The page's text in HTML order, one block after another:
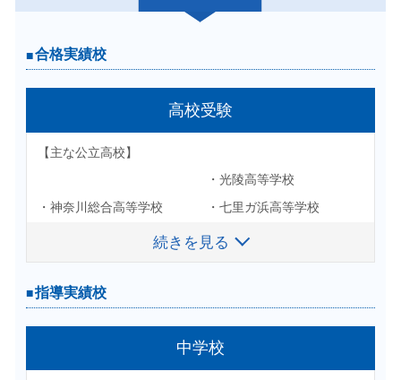
合格実績校
大学受験
【主な大学】
・横浜国立大学
・横浜市立大学
・早稲田大学
・上智大学
・立教大学
・青山学院大学
・法政大学
・東洋大学
・専修大学
・麻布大学
続きを見る
指導実績校
高等学校
合格実績校
高校受験
【主な公立高校】
・光陵高等学校
・神奈川総合高等学校
・七里ガ浜高等学校
・桜丘高等学校
・南高等学校
・松陽高等学校
・横浜平沼高等学校
・横浜立野高等学校
・みなと総合高等学校
・岸根高等学校
続きを見る
指導実績校
中学校